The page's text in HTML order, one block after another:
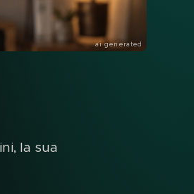
ai generated
la sua